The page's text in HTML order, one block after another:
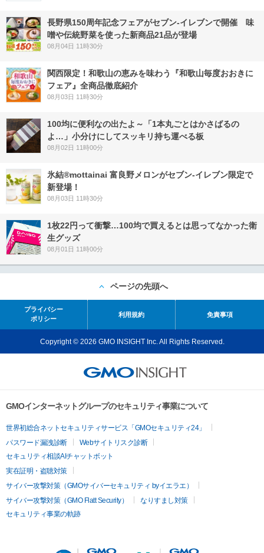
長野県150周年記念フェアがセブン-イレブンで開催 味
噌や伝統野菜を使った新商品21品が登場
08月04日 11時30分
関西限定！和歌山の恵みを味わう『和歌山毎度おおきに
フェア』全商品徹底紹介
08月03日 11時30分
100均に便利なの出たよ～「1本丸ごとはかさばるの
よ…」小分けにしてスッキリ持ち運べる板
08月02日 11時00分
氷結®mottainai 富良野メロンがセブン‐イレブン限定で
新登場！
08月03日 11時30分
1枚22円って衝撃…100均で買えるとは思ってなかった衛
生グッズ
08月01日 11時00分
ページの先頭へ
プライバシー
ポリシー
利用規約 免責事項
Copyright © 2026 GMO INSIGHT Inc. All Rights Reserved.
GMOインターネットグループのセキュリティ事業について
世界初総合ネットセキュリティサービス「GMOセキュリティ24」
パスワード漏洩診断
Webサイトリスク診断
セキュリティ相談AIチャットボット
実在証明・盗聴対策
サイバー攻撃対策（GMOサイバーセキュリティ byイエラエ）
サイバー攻撃対策（GMO Flatt Security）
なりすまし対策
セキュリティ事業の軌跡